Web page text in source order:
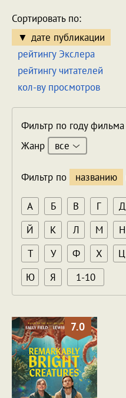
Сортировать по:
дате публикации
рейтингу Экслера
рейтингу читателей
кол-ву просмотров
Фильтр по году фильма
Жанр
все
Фильтр по названию
А Б В Г Д
Й
К Л М Н
Т
У Ф Х Ц
Ю
Я 1-10
7.0